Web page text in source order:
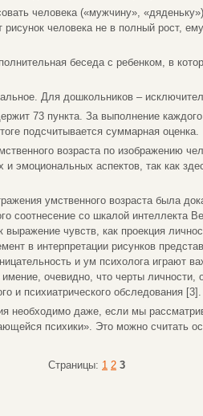
человека («мужчину»,
человека не в полный рост,
беседа с ребенком, в
Для дошкольников –
73 пункта. За выполнение
подсчитывается суммарная оценка.
возраста по изображению
и эмоциональных аспектов, так как
умственного возраста была
соотнесение со шкалой интеллекта
чувств, как проекция
в интерпретации рисунков
и ум психолога играют
очевидно, что черты личности,
и психиатрического обследования [3].
необходимо даже, если мы
психики». Это можно считать
Страницы: 1 2 3